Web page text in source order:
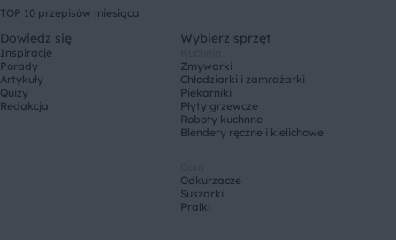
TOP 10 przepisów miesiąca
Dowiedz się
Inspiracje
Porady
Artykuły
Quizy
Redakcja
Wybierz sprzęt
Zmywarki
Chłodziarki i zamrażarki
Piekarniki
Płyty grzewcze
Roboty kuchnne
Blendery ręczne i kielichowe
Odkurzacze
Suszarki
Pralki